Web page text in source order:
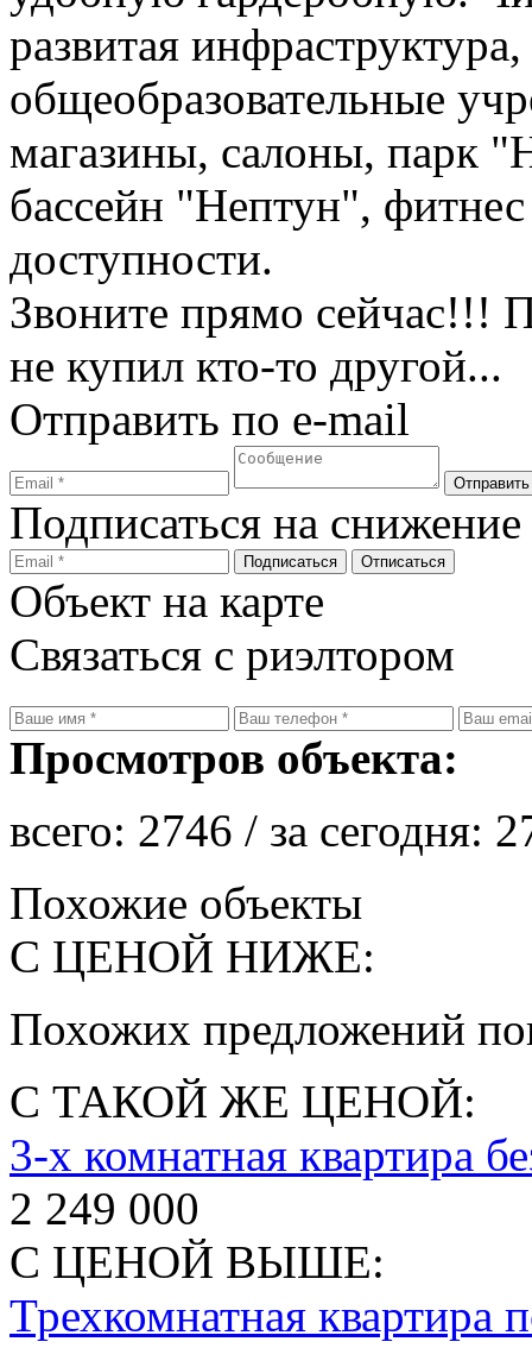
развитая
общеобразовательные
магазины, салоны, парк
бассейн "Нептун",
доступности.
Звоните прямо
не купил кто-то другой...
Отправить по e-mail
Подписаться на
Объект на карте
Связаться с риэлтором
Просмотров объекта:
всего: 2746 / за сегодня:
Похожие объекты
С ЦЕНОЙ НИЖЕ:
Похожих предложений
С ТАКОЙ ЖЕ ЦЕНОЙ:
3-х комнатная квартира
2 249 000
С ЦЕНОЙ ВЫШЕ:
Трехкомнатная квартира